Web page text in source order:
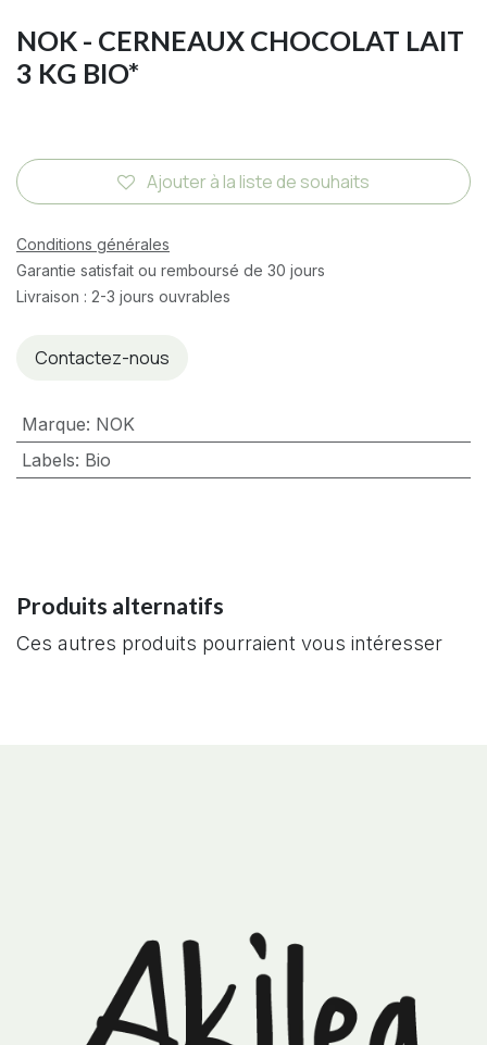
NOK - CERNEAUX CHOCOLAT LAIT
3 KG BIO*
Ajouter à la liste de souhaits
Conditions générales
Garantie satisfait ou remboursé de 30 jours
Livraison : 2-3 jours ouvrables
Contactez-nous
Marque: NOK
Labels: Bio
Produits alternatifs
Ces autres produits pourraient vous intéresser